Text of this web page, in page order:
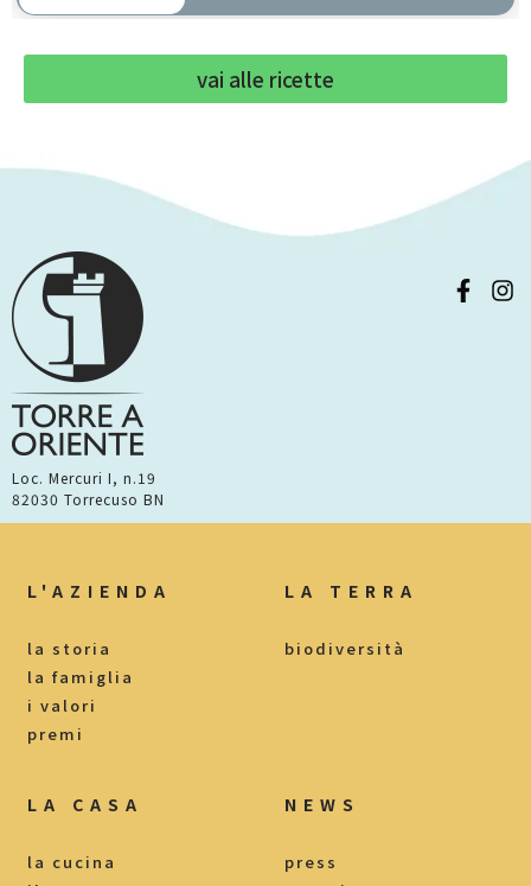
vai alle ricette
Loc. Mercuri I, n.19
82030 Torrecuso BN
L'AZIENDA
la storia
la famiglia
i valori
premi
LA TERRA
biodiversità
LA CASA
la cucina
NEWS
press